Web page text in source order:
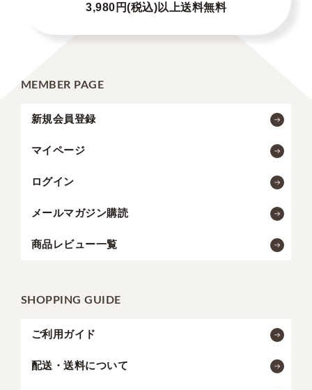
3,980円(税込)以上送料無料
MEMBER PAGE
新規会員登録
マイページ
ログイン
メールマガジン購読
商品レビュー一覧
SHOPPING GUIDE
ご利用ガイド
配送・送料について